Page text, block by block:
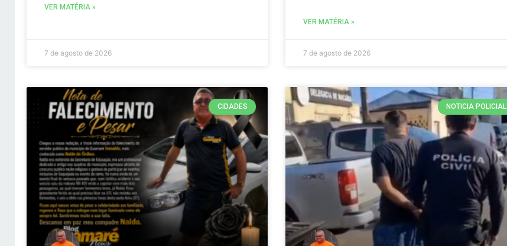
VER MATÉRIA »
7 de agosto de 2026
VER MATÉRIA »
7 de agosto de 2026
CIDADES NOTICIA POLICIAL